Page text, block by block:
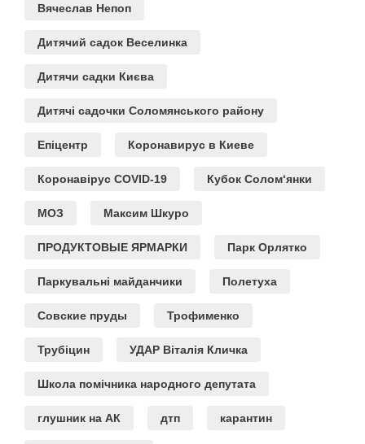
Вячеслав Непоп
Дитячий садок Веселинка
Дитячи садки Києва
Дитячі садочки Соломянського району
Епіцентр Коронавирус в Киеве
Коронавірус COVID-19 Кубок Солом‘янки
МОЗ Максим Шкуро
ПРОДУКТОВЫЕ ЯРМАРКИ Парк Орлятко
Паркувальні майданчики Полетуха
Совские пруды Трофименко
Трубіцин УДАР Віталія Кличка
Школа помічника народного депутата
глушник на АК дтп карантин